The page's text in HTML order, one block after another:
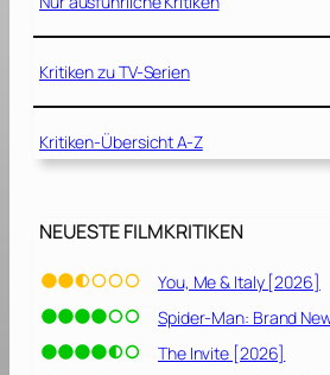
0
2
1
]
1
4
]
Kritiken zu TV-Serien
Kritiken-Übersicht A-Z
NEUESTE FILMKRITIKEN
You, Me & Italy [2026]
Spider-Man: Brand
The Invite [2026]